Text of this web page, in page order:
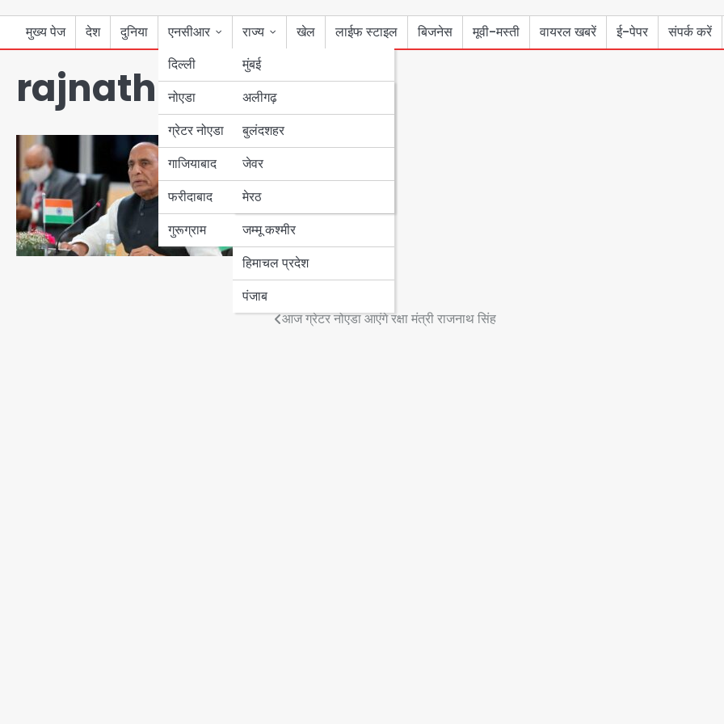
मुख्य पेज देश दुनिया
एनसीआर
दिल्ली
नोएडा
ग्रेटर नोएडा
गाजियाबाद
फरीदाबाद
गुरूग्राम
राज्य
मुंबई
उत्तर प्रदेश
अलीगढ़
बुलंदशहर
जेवर
मेरठ
बिहार
पंजाब
हरियाणा
जम्मू कश्मीर
हिमाचल प्रदेश
पंजाब
खेल लाईफ स्टाइल बिजनेस मूवी-मस्ती वायरल खबरें ई-पेपर संपर्क करें
rajnath-singh
आज ग्रेटर नोएडा आएंगे रक्षा मंत्री राजनाथ सिंह